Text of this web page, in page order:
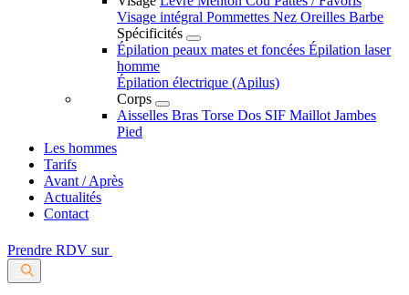
Visage intégral Pommettes Nez Oreilles Barbe
Spécificités
Épilation peaux mates et foncées Épilation laser
homme
Épilation électrique (Apilus)
Corps
Aisselles Bras Torse Dos SIF Maillot Jambes
Pied
Les hommes
Tarifs
Avant / Après
Actualités
Contact
Prendre RDV sur